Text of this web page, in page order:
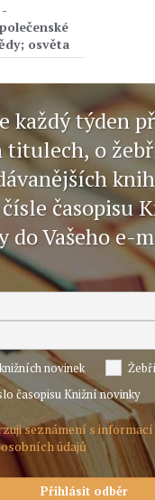
osvěta
každý týden
titulech, o
časopisu
do Vašeho e-
novinek
časopisu Knižní novinky
seznámení s informací
údajů